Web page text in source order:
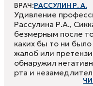
ВРАЧ:РАССУЛИН Р. А.
Удивление
Рассулина Р.А.,
безмерным после
каких бы то ни
жалоб или
обнаружил
рта и